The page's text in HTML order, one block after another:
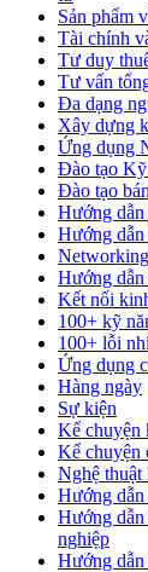
Sản phẩm
Tài chính
Tư duy
Tư vấn
Đa dạng
Xây dựng
Ứng dụng
Đào tạo
Đào tạo
Hướng dẫn
Hướng dẫn
Hướng dẫn
Kết nối
100+ kỹ
100+ lỗi
Ứng dụng
Hàng ngày
Sự kiện
Kể chuyện
Kể chuyện
Nghệ thuật
Hướng
Hướng
nghiệp
Hướng dẫn